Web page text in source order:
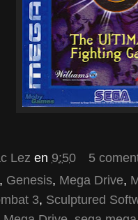
Lez en 9:50
5
, Genesis, Mega Drive,
3, Sculptured